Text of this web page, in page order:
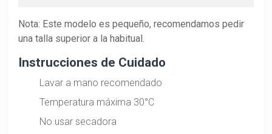
Nota: Este modelo es pequeño, recomendamos pedir
una talla superior a la habitual.
Instrucciones de Cuidado
Lavar a mano recomendado
Temperatura máxima 30°C
No usar secadora